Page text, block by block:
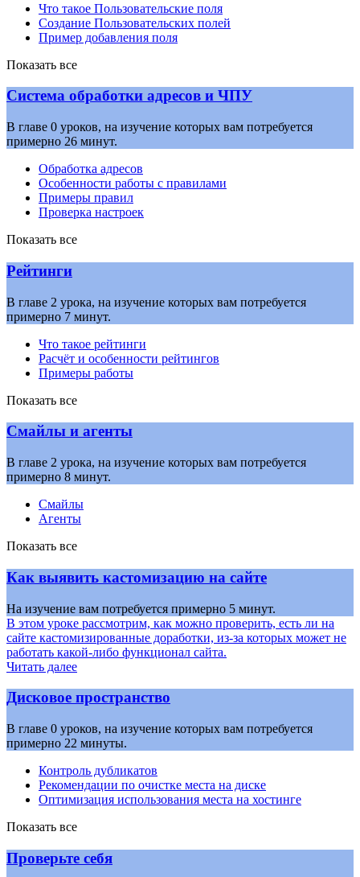
Что такое Пользовательские поля
Создание Пользовательских полей
Пример добавления поля
Показать все
Система обработки адресов и ЧПУ
В главе 0 уроков, на изучение которых вам потребуется
примерно 26 минут.
Обработка адресов
Особенности работы с правилами
Примеры правил
Проверка настроек
Показать все
Рейтинги
В главе 2 урока, на изучение которых вам потребуется
примерно 7 минут.
Что такое рейтинги
Расчёт и особенности рейтингов
Примеры работы
Показать все
Смайлы и агенты
В главе 2 урока, на изучение которых вам потребуется
примерно 8 минут.
Смайлы
Агенты
Показать все
Как выявить кастомизацию на сайте
На изучение вам потребуется примерно 5 минут.
В этом уроке рассмотрим, как можно проверить, есть ли на
сайте кастомизированные доработки, из-за которых может не
работать какой-либо функционал сайта.
Читать далее
Дисковое пространство
В главе 0 уроков, на изучение которых вам потребуется
примерно 22 минуты.
Контроль дубликатов
Рекомендации по очистке места на диске
Оптимизация использования места на хостинге
Показать все
Проверьте себя